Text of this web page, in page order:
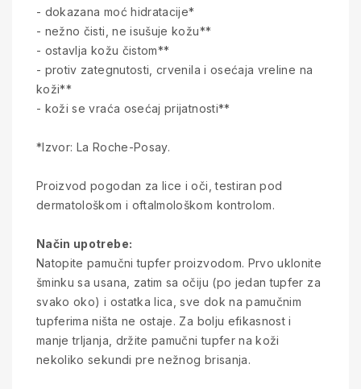
- dokazana moć hidratacije*
- nežno čisti, ne isušuje kožu**
- ostavlja kožu čistom**
- protiv zategnutosti, crvenila i osećaja vreline na
koži**
- koži se vraća osećaj prijatnosti**
*Izvor: La Roche-Posay.
Proizvod pogodan za lice i oči, testiran pod
dermatološkom i oftalmološkom kontrolom.
Način upotrebe:
Natopite pamučni tupfer proizvodom. Prvo uklonite
šminku sa usana, zatim sa očiju (po jedan tupfer za
svako oko) i ostatka lica, sve dok na pamučnim
tupferima ništa ne ostaje. Za bolju efikasnost i
manje trljanja, držite pamučni tupfer na koži
nekoliko sekundi pre nežnog brisanja.